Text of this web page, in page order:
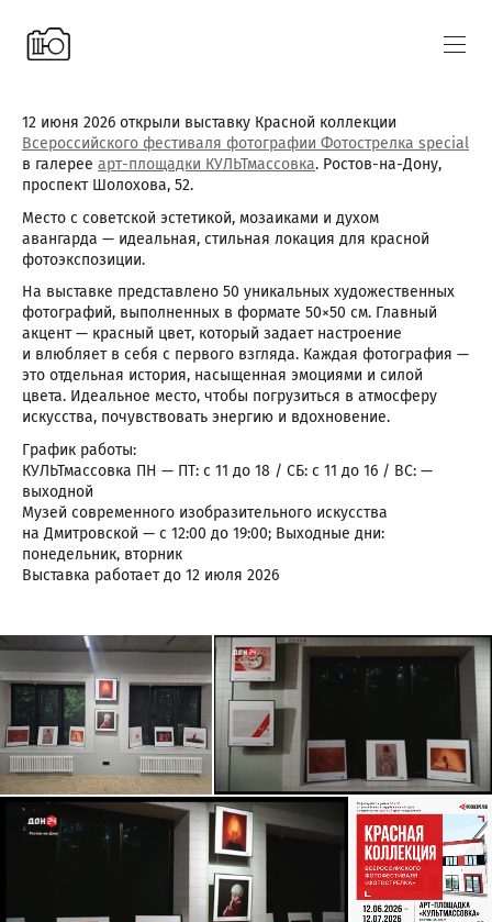
12 июня 2026 открыли выставку Красной коллекции
Всероссийского фестиваля фотографии Фотострелка special
в галерее арт-площадки КУЛЬТмассовка. Ростов-на-Дону,
проспект Шолохова, 52.
Место с советской эстетикой, мозаиками и духом
авангарда — идеальная, стильная локация для красной
фотоэкспозиции.
На выставке представлено 50 уникальных художественных
фотографий, выполненных в формате 50×50 см. Главный
акцент — красный цвет, который задает настроение
и влюбляет в себя с первого взгляда. Каждая фотография —
это отдельная история, насыщенная эмоциями и силой
цвета. Идеальное место, чтобы погрузиться в атмосферу
искусства, почувствовать энергию и вдохновение.
График работы:
КУЛЬТмассовка ПН — ПТ: с 11 до 18 / СБ: с 11 до 16 / ВС: —
выходной
Музей современного изобразительного искусства
на Дмитровской — с 12:00 до 19:00; Выходные дни:
понедельник, вторник
Выставка работает до 12 июля 2026